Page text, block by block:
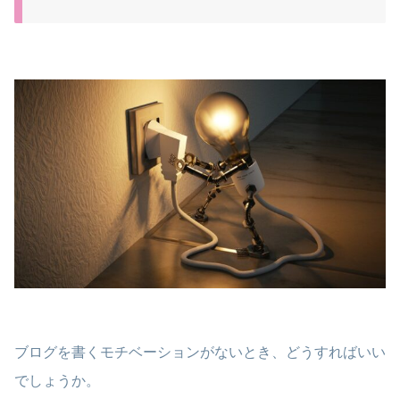
ブログを書くモチベーションがないとき、どうすればいい
でしょうか。